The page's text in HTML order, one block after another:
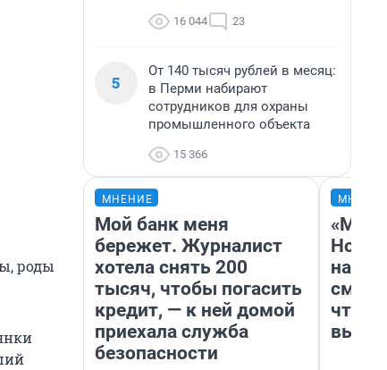
роды
16 044 23
5
От 140 тысяч рублей в месяц:
в Перми набирают
сотрудников для охраны
промышленного объекта
15 366
МНЕНИЕ
Мой банк меня
бережет. Журналист
хотела снять 200
тысяч, чтобы погасить
кредит, — к ней домой
приехала служба
безопасности
«Мы